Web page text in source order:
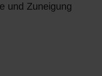
und Zuneigung